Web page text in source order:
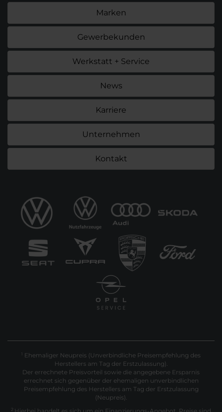
Marken
Gewerbekunden
Werkstatt + Service
News
Karriere
Unternehmen
Kontakt
1 Ehemaliger Neupreis (Unverbindliche Preisempfehlung des
Herstellers am Tag der Erstzulassung).
Der errechnete Preisvorteil sowie die angegebene Ersparnis
errechnet sich gegenüber der ehemaligen unverbindlichen
Preisempfehlung des Herstellers am Tag der Erstzulassung
(Neupreis).
2